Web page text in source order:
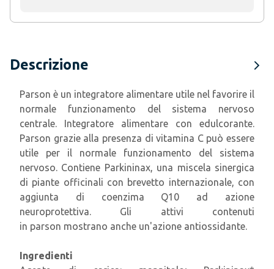
Descrizione
Parson è un integratore alimentare utile nel favorire il
normale funzionamento del sistema nervoso
centrale. Integratore alimentare con edulcorante.
Parson grazie alla presenza di vitamina C può essere
utile per il normale funzionamento del sistema
nervoso. Contiene Parkininax, una miscela sinergica
di piante officinali con brevetto internazionale, con
aggiunta di coenzima Q10 ad azione
neuroprotettiva. Gli attivi contenuti
in parson mostrano anche un'azione antiossidante.
Ingredienti